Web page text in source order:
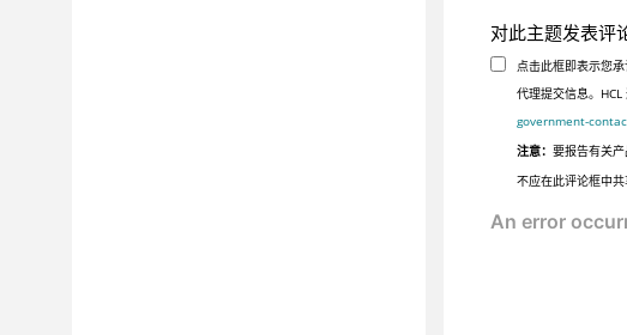
对此主题发表评
点击此框即表示您
代理提交信息。
government-
注意：要报告有关
不应在此评论框中